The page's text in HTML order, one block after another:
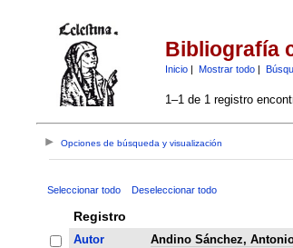
Bibliografía
Inicio| Mostrar todo|
1–1 de 1 registro
Opciones de búsqueda y visualización
Seleccionar todo Deseleccionar todo
Registro
Autor
Andino Sánchez,